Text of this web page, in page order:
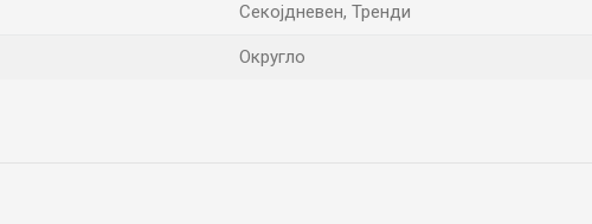
Секојдневен, Тренди
Округло